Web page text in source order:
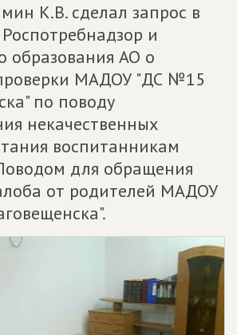
К.В. сделал запрос в
и
образования АО о
МАДОУ "ДС №15
по поводу
некачественных
воспитанникам
для обращения
от родителей МАДОУ